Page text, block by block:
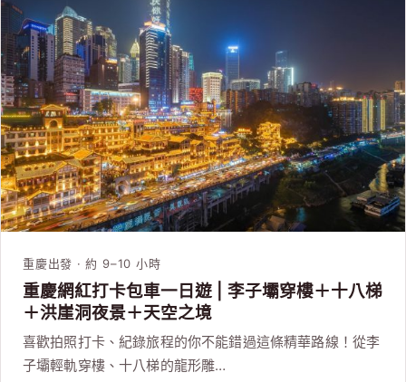
重慶出發 · 約 9–10 小時
重慶網紅打卡包車一日遊 | 李子壩穿樓＋十八梯
＋洪崖洞夜景＋天空之境
喜歡拍照打卡、紀錄旅程的你不能錯過這條精華路線！從李
子壩輕軌穿樓、十八梯的龍形雕…